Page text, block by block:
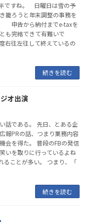
すね。 日曜日は雪の予
籠ろうと年末調整の事務を
申告から納付までe-taxを
も完結できて有難いで
往左往して終えているの
続きを読む
オ出演
話である。 先日、とある企
報PRの話、つまり業務内容
会を得た。 普段のFBの発信
いを取りに行っているよね
ることが多い。 つまり、「
続きを読む